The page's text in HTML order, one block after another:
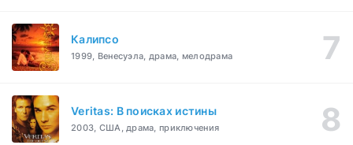
Калипсо
1999, Венесуэла, драма, мелодрама
Veritas: В поисках истины
2003, США, драма, приключения